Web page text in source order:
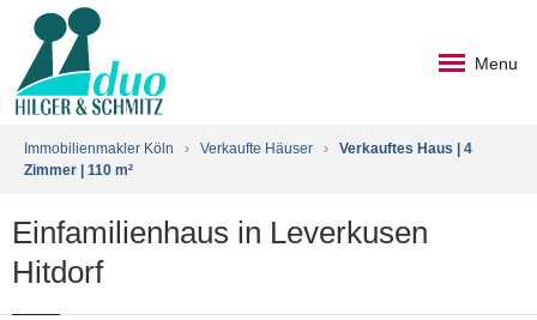
Menu
Immobilienmakler Köln › Verkaufte Häuser › Verkauftes Haus | 4
Zimmer | 110 m²
Einfamilienhaus in Leverkusen
Hitdorf